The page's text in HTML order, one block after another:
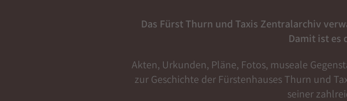
Das Fürst Thurn und Taxis Zentralarchiv
Damit ist es
Akten, Urkunden, Pläne, Fotos, museale
zur Geschichte der Fürstenhauses Thurn und
seiner